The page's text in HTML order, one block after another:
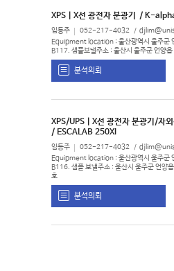
XPS | X선 광전자 분광기 / K-
임동주 052-217-4032
Equipment location : 울산광역시 울주군
B117. 샘플보낼주소 : 울산시 울주군 언양
분석의뢰
XPS/UPS | X선 광전자 분광기/자외
/ ESCALAB 250XI
임동주 052-217-4032
Equipment location : 울산광역시 울주군
B116. 샘플 보낼주소 : 울산시 울주군 언
호
분석의뢰